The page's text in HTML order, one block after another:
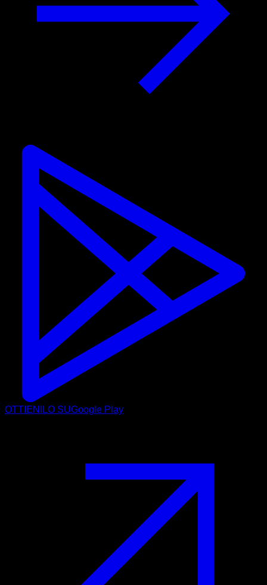
OTTIENILO SUGoogle Play